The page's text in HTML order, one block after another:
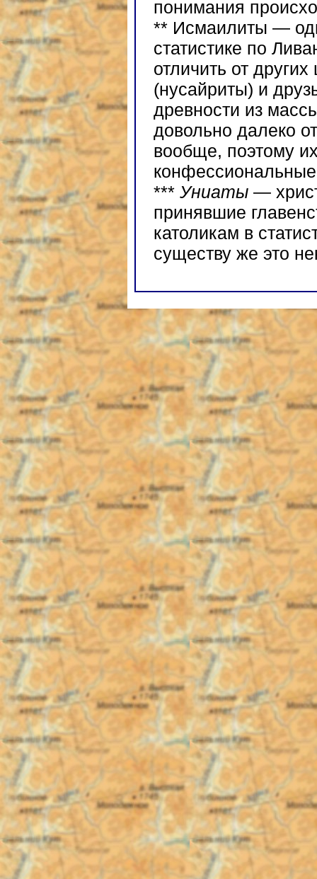
понимания
** Исмаилиты —
статистике по
отличить от
(нусайриты) и
древности из
довольно далеко
вообще, поэтому
*** Униаты —
принявшие
католикам в
существу же это